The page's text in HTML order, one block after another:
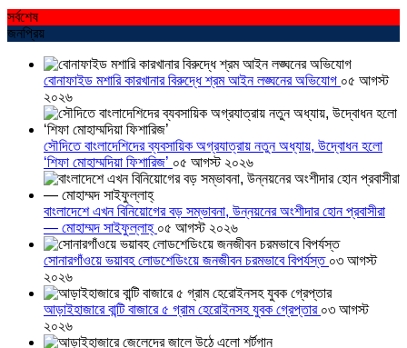
সর্বশেষ
জনপ্রিয়
বোনাফাইড মশারি কারখানার বিরুদ্ধে শ্রম আইন লঙ্ঘনের অভিযোগ ০৫ আগস্ট
২০২৬
সৌদিতে বাংলাদেশিদের ব্যবসায়িক অগ্রযাত্রায় নতুন অধ্যায়, উদ্বোধন হলো
‘শিফা মোহাম্মদিয়া ফিশারিজ’ ০৫ আগস্ট ২০২৬
বাংলাদেশে এখন বিনিয়োগের বড় সম্ভাবনা, উন্নয়নের অংশীদার হোন প্রবাসীরা
— মোহাম্মদ সাইফুল্লাহ্ ০৫ আগস্ট ২০২৬
সোনারগাঁওয়ে ভয়াবহ লোডশেডিংয়ে জনজীবন চরমভাবে বিপর্যস্ত ০৩ আগস্ট
২০২৬
আড়াইহাজারে বান্টি বাজারে ৫ গ্রাম হেরোইনসহ যুবক গ্রেপ্তার ০৩ আগস্ট
২০২৬